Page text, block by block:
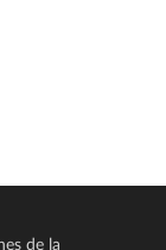
de la